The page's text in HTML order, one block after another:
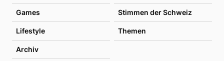
Games Stimmen der Schweiz
Lifestyle Themen
Archiv